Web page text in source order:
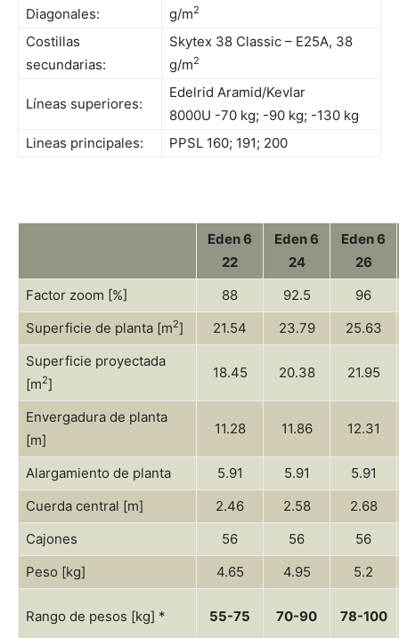
Diagonales:
g/m2
Costillas
secundarias:
Skytex 38 Classic – E25A, 38
g/m2
Líneas superiores:
Edelrid Aramid/Kevlar
8000U -70 kg; -90 kg; -130 kg
Lineas principales:
PPSL 160; 191; 200
Eden 6
22
Eden 6
24
Eden 6
26
Factor zoom [%]
88 92.5
96
Superficie de planta [m2] 21.54 23.79
25.63
Superficie proyectada
[m2]
18.45 20.38 21.95
Envergadura de planta
[m]
11.28 11.86 12.31
Alargamiento de planta 5.91 5.91
5.91
Cuerda central [m]
2.46 2.58
2.68
Cajones
56 56
56
Peso [kg]
4.65 4.95 5.2
Rango de pesos [kg] * 55-75 70-90 78-100